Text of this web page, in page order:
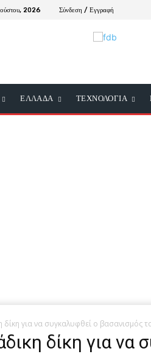
2026 Σύνδεση / Εγγραφή
ΕΛΛΑΔΑ ΤΕΧΝΟΛΟΓΙΑ
δίκη για να συγκαλυφθεί ο
δίκη για να